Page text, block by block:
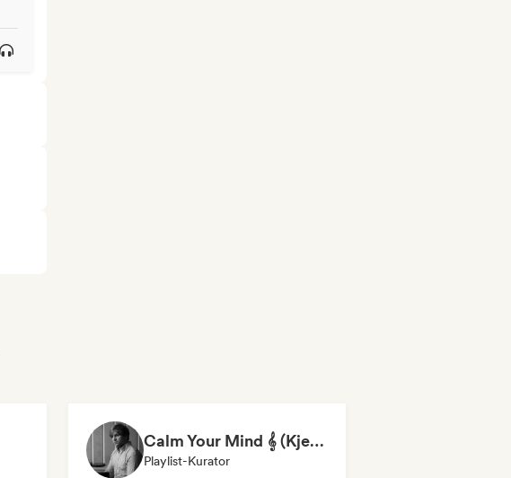
Calm Your Mind 𝄞 (Kjell Sønksen)
Playlist-Kurator